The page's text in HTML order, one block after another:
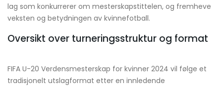
lag som konkurrerer om mesterskapstittelen, og fremheve
veksten og betydningen av kvinnefotball.
Oversikt over turneringsstruktur og format
FIFA U-20 Verdensmesterskap for kvinner 2024 vil følge et
tradisjonelt utslagformat etter en innledende